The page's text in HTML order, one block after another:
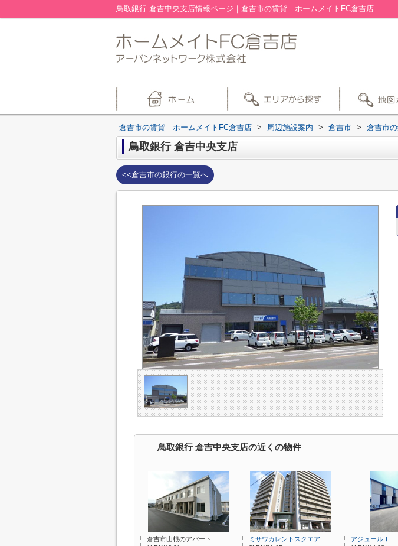
鳥取銀行 倉吉中央支店情報ページ｜倉吉市の賃貸｜ホームメイトFC倉吉店
倉吉市の賃貸｜ホームメイトFC倉吉店 > 周辺施設案内 > 倉吉市 > 倉吉市
鳥取銀行 倉吉中央支店
<<倉吉市の銀行の一覧へ
鳥取銀行 倉吉中央支店の近くの物件
倉吉市山根のアパート
ミサワカレントスクエア
アジュールⅠ